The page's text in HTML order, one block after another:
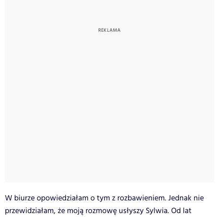
W biurze opowiedziałam o tym z rozbawieniem. Jednak nie
przewidziałam, że moją rozmowę usłyszy Sylwia. Od lat